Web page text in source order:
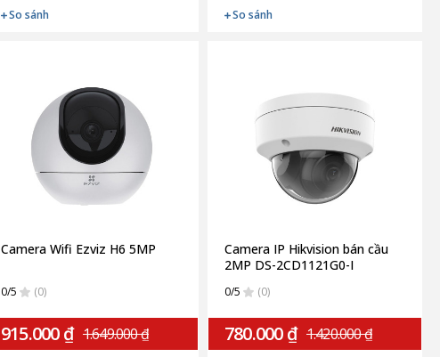
So sánh So sánh
Camera Wifi Ezviz H6 5MP
0/5 (0)
915.000 ₫ 1.649.000 ₫
Camera IP Hikvision bán cầu
2MP DS-2CD1121G0-I
0/5 (0)
780.000 ₫ 1.420.000 ₫